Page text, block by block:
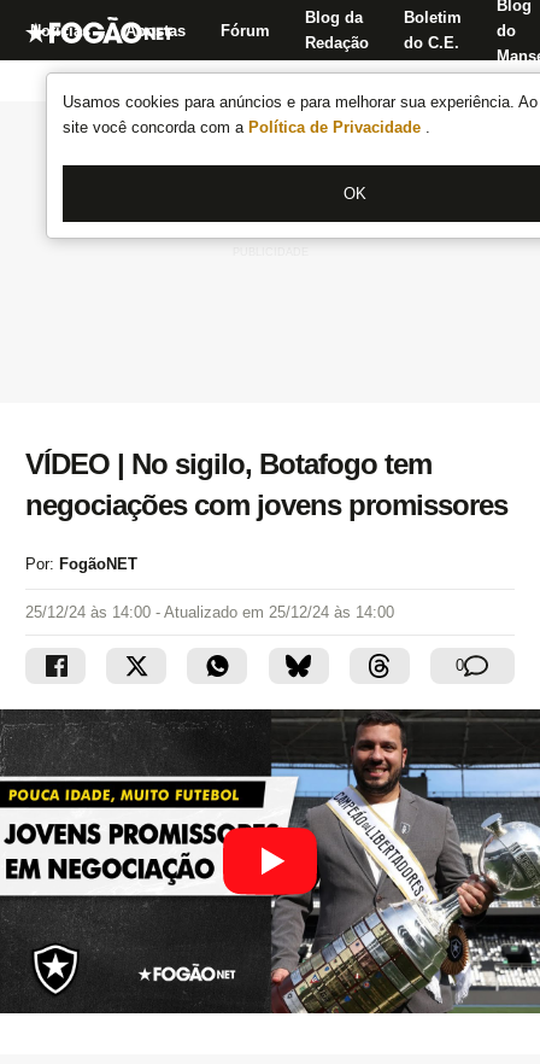
Usamos cookies para anúncios e para melhorar sua experiência.
site você concorda com a Política de Privacidade .
OK
Notícias Apostas Fórum
Blog da
Redação
Boletim
do C.E.
Blog
do
VÍDEO | No sigilo, Botafogo tem
negociações com jovens promissores
Por: FogãoNET
25/12/24 às 14:00 - Atualizado em 25/12/24 às 14:00
0